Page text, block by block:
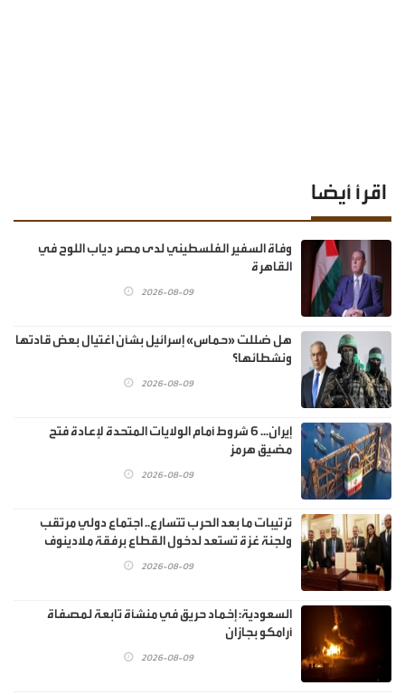
اقرأ أيضا
وفاة السفير الفلسطيني لدى مصر دياب اللوح في
القاهرة
2026-08-09
هل ضللت «حماس» إسرائيل بشأن اغتيال بعض قادتها
ونشطائها؟
2026-08-09
إيران... 6 شروط أمام الولايات المتحدة لإعادة فتح
مضيق هرمز
2026-08-09
ترتيبات ما بعد الحرب تتسارع.. اجتماع دولي مرتقب
ولجنة غزة تستعد لدخول القطاع برفقة ملادينوف
2026-08-09
السعودية: إخماد حريق في منشأة تابعة لمصفاة
أرامكو بجازان
2026-08-09